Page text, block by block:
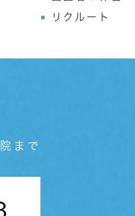
リクルート
まで